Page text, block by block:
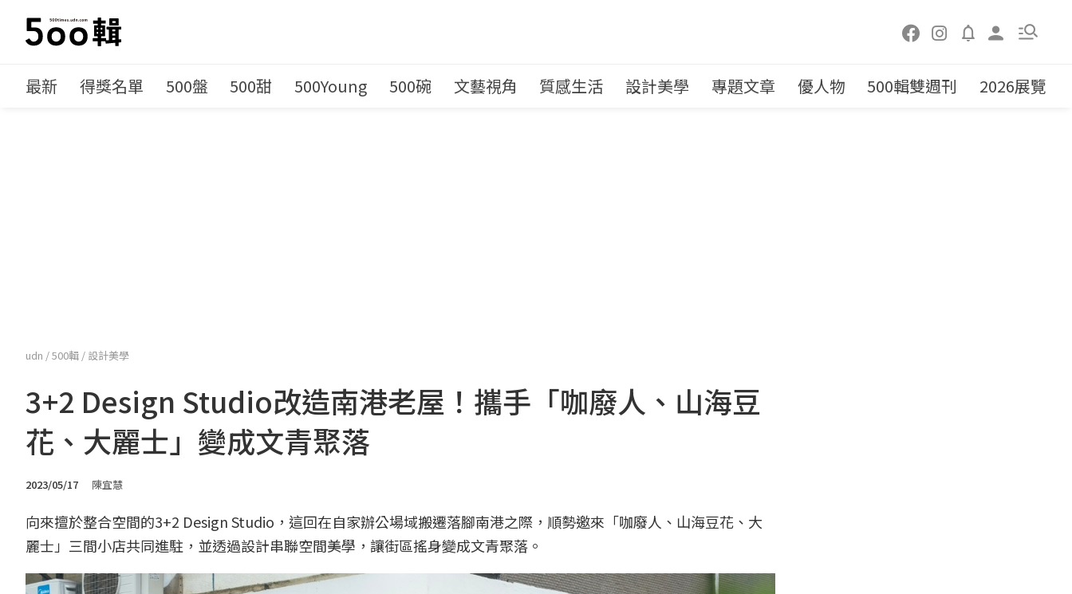
最新 得獎名單 500盤 500甜 500Young 500碗 文藝視角 質感生活 設計美學 專題文章 優人物 500輯雙週刊 2026展覽
udn /500輯 / 設計美學
3+2 Design Studio改造南港老屋！攜手「咖廢人、山海豆
花、大麗士」變成文青聚落
2023/05/17 陳宜慧
向來擅於整合空間的3+2 Design Studio，這回在自家辦公場域搬遷落腳南港之際，順勢邀來「咖廢人、山海豆花、大
麗士」三間小店共同進駐，並透過設計串聯空間美學，讓街區搖身變成文青聚落。